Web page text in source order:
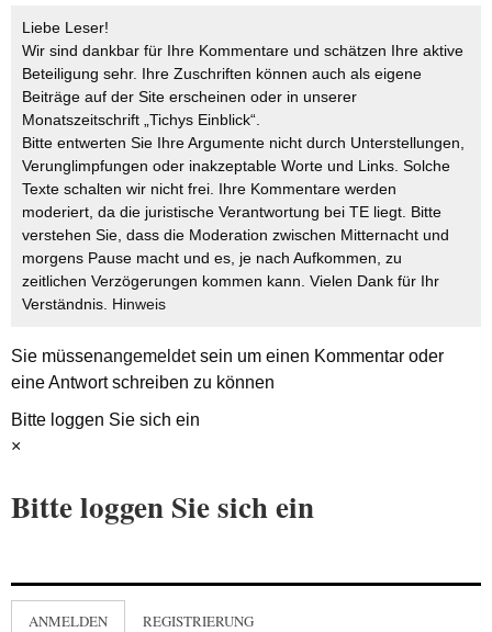
Liebe Leser!
Wir sind dankbar für Ihre Kommentare und schätzen Ihre aktive
Beteiligung sehr. Ihre Zuschriften können auch als eigene
Beiträge auf der Site erscheinen oder in unserer
Monatszeitschrift „Tichys Einblick“.
Bitte entwerten Sie Ihre Argumente nicht durch Unterstellungen,
Verunglimpfungen oder inakzeptable Worte und Links. Solche
Texte schalten wir nicht frei. Ihre Kommentare werden
moderiert, da die juristische Verantwortung bei TE liegt. Bitte
verstehen Sie, dass die Moderation zwischen Mitternacht und
morgens Pause macht und es, je nach Aufkommen, zu
zeitlichen Verzögerungen kommen kann. Vielen Dank für Ihr
Verständnis. Hinweis
Sie müssenangemeldetsein um einen Kommentar oder
eine Antwort schreiben zu können
Bitte loggen Sie sich ein
×
Bitte loggen Sie sich ein
ANMELDEN REGISTRIERUNG